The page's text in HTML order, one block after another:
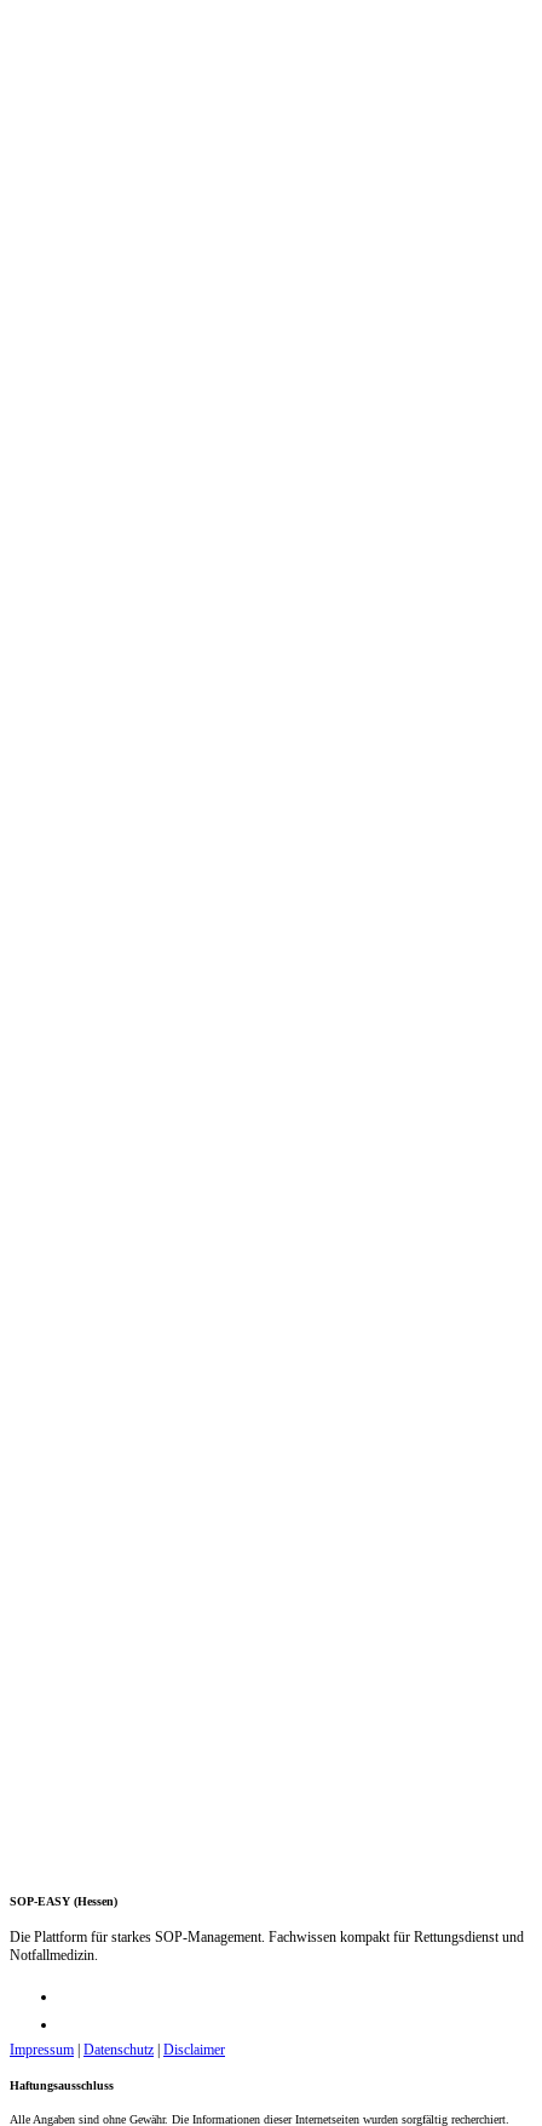
SOP-EASY (Hessen)
Die Plattform für starkes SOP-Management. Fachwissen kompakt für Rettungsdienst und
Notfallmedizin.
Impressum | Datenschutz | Disclaimer
Haftungsausschluss
Alle Angaben sind ohne Gewähr. Die Informationen dieser Internetseiten wurden sorgfältig recherchiert.